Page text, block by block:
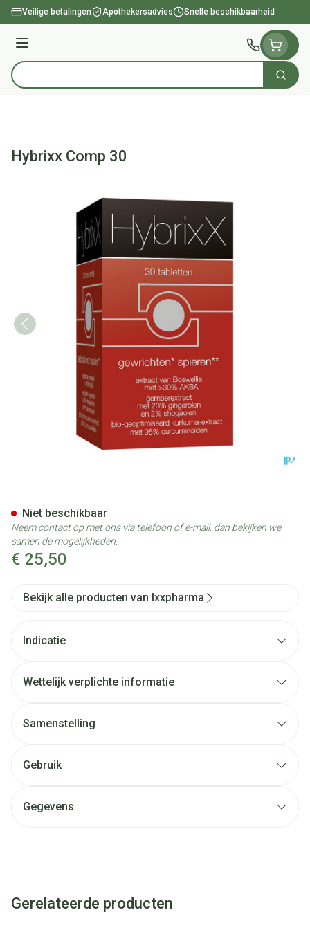
Ga naar de inhoud
Veilige betalingen Apothekersadvies Snelle beschikbaarheid
Menu
Product, merk, categorie... Zoek
Hybrixx Comp 30
€ 25,50
Niet beschikbaar
Neem contact op met ons via telefoon of e-mail, dan bekijken we
samen de mogelijkheden.
Bekijk alle producten van Ixxpharma
Indicatie
Wettelijk verplichte informatie
Samenstelling
Gebruik
Gegevens
Gerelateerde producten